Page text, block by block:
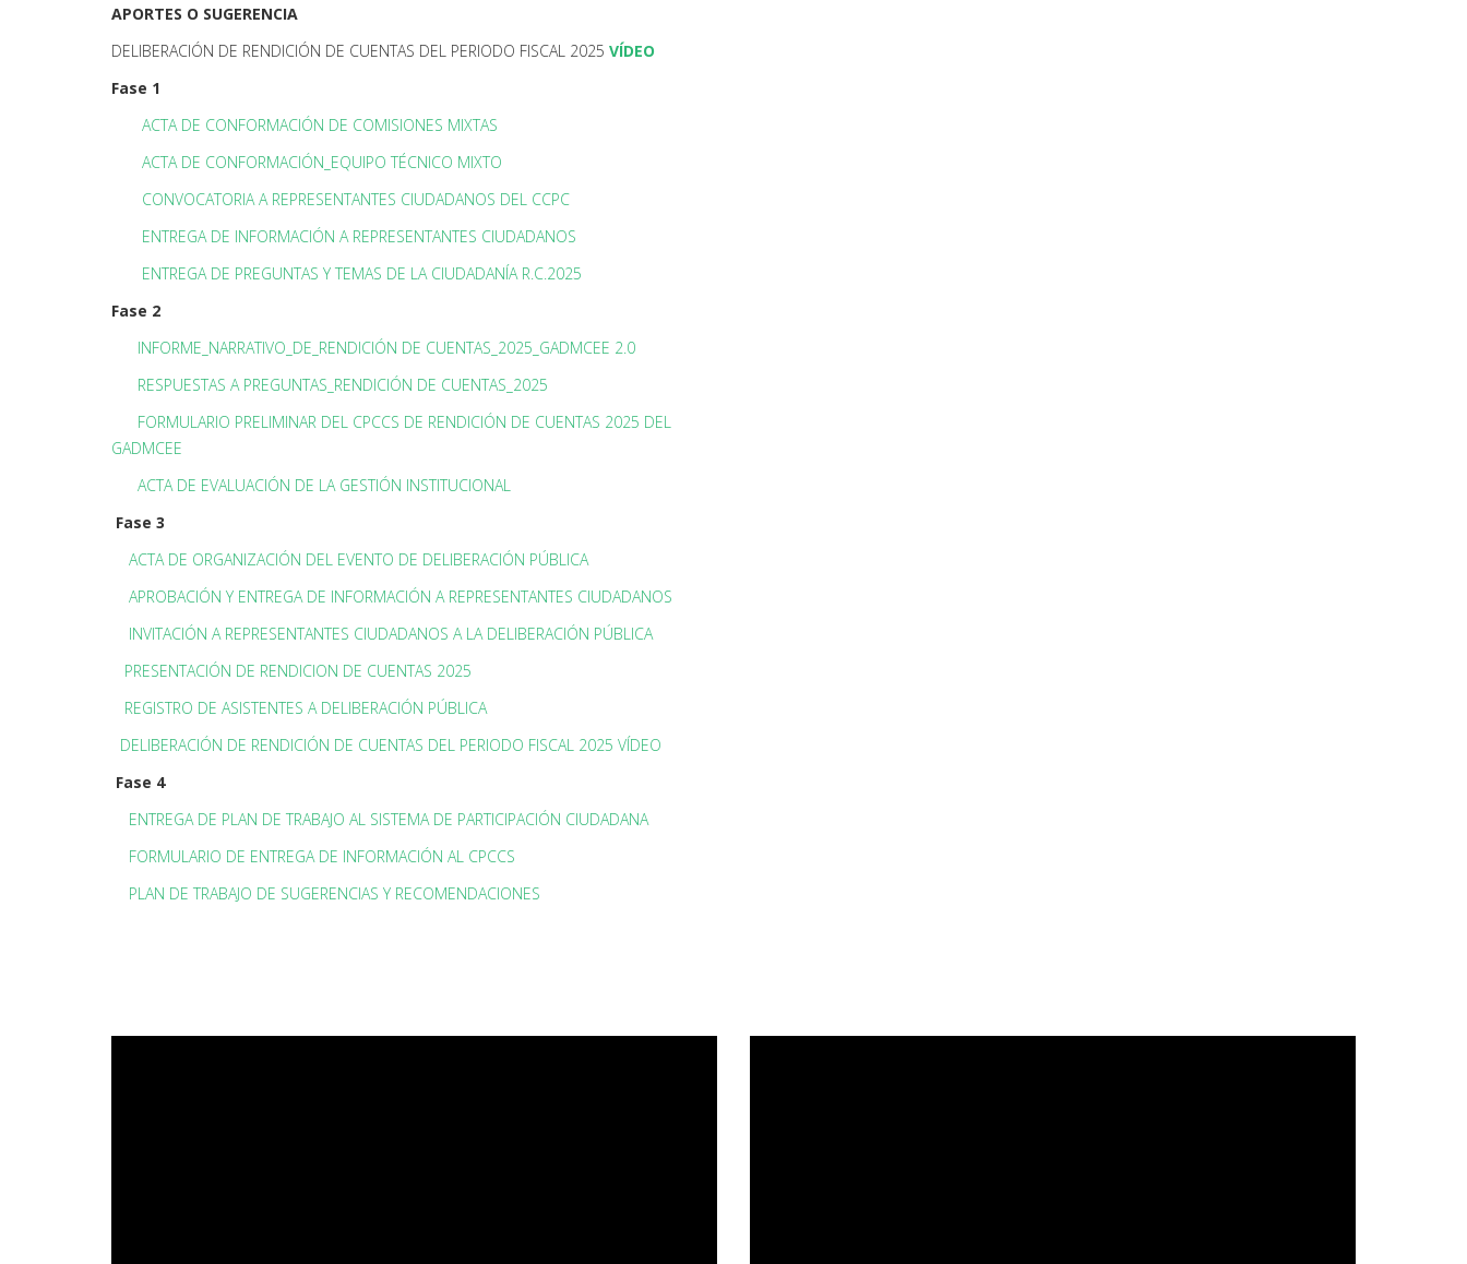
APORTES O SUGERENCIA
DELIBERACIÓN DE RENDICIÓN DE CUENTAS DEL PERIODO FISCAL 2025 VÍDEO
Fase 1
ACTA DE CONFORMACIÓN DE COMISIONES MIXTAS
ACTA DE CONFORMACIÓN_EQUIPO TÉCNICO MIXTO
CONVOCATORIA A REPRESENTANTES CIUDADANOS DEL CCPC
ENTREGA DE INFORMACIÓN A REPRESENTANTES CIUDADANOS
ENTREGA DE PREGUNTAS Y TEMAS DE LA CIUDADANÍA R.C.2025
Fase 2
INFORME_NARRATIVO_DE_RENDICIÓN DE CUENTAS_2025_GADMCEE 2.0
RESPUESTAS A PREGUNTAS_RENDICIÓN DE CUENTAS_2025
FORMULARIO PRELIMINAR DEL CPCCS DE RENDICIÓN DE CUENTAS 2025 DEL
GADMCEE
ACTA DE EVALUACIÓN DE LA GESTIÓN INSTITUCIONAL
Fase 3
ACTA DE ORGANIZACIÓN DEL EVENTO DE DELIBERACIÓN PÚBLICA
APROBACIÓN Y ENTREGA DE INFORMACIÓN A REPRESENTANTES CIUDADANOS
INVITACIÓN A REPRESENTANTES CIUDADANOS A LA DELIBERACIÓN PÚBLICA
PRESENTACIÓN DE RENDICION DE CUENTAS 2025
REGISTRO DE ASISTENTES A DELIBERACIÓN PÚBLICA
DELIBERACIÓN DE RENDICIÓN DE CUENTAS DEL PERIODO FISCAL 2025 VÍDEO
Fase 4
ENTREGA DE PLAN DE TRABAJO AL SISTEMA DE PARTICIPACIÓN CIUDADANA
FORMULARIO DE ENTREGA DE INFORMACIÓN AL CPCCS
PLAN DE TRABAJO DE SUGERENCIAS Y RECOMENDACIONES